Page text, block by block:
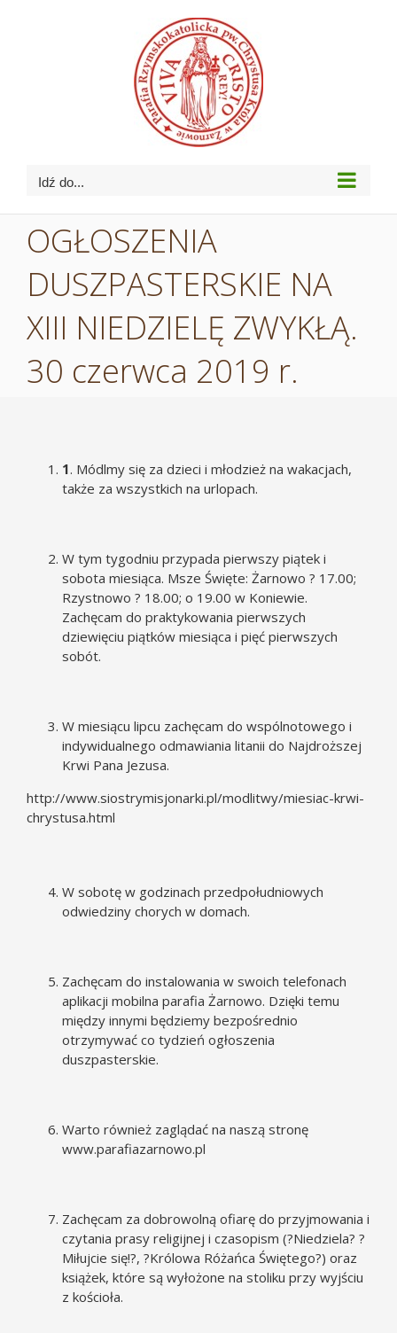
Idź do...
OGŁOSZENIA
DUSZPASTERSKIE NA
XIII NIEDZIELĘ ZWYKŁĄ.
30 czerwca 2019 r.
1. Módlmy się za dzieci i młodzież na wakacjach,
także za wszystkich na urlopach.
W tym tygodniu przypada pierwszy piątek i
sobota miesiąca. Msze Święte: Żarnowo ? 17.00;
Rzystnowo ? 18.00; o 19.00 w Koniewie.
Zachęcam do praktykowania pierwszych
dziewięciu piątków miesiąca i pięć pierwszych
sobót.
W miesiącu lipcu zachęcam do wspólnotowego i
indywidualnego odmawiania litanii do Najdroższej
Krwi Pana Jezusa.
http://www.siostrymisjonarki.pl/modlitwy/miesiac-krwi-
chrystusa.html
W sobotę w godzinach przedpołudniowych
odwiedziny chorych w domach.
Zachęcam do instalowania w swoich telefonach
aplikacji mobilna parafia Żarnowo. Dzięki temu
między innymi będziemy bezpośrednio
otrzymywać co tydzień ogłoszenia
duszpasterskie.
Warto również zaglądać na naszą stronę
www.parafiazarnowo.pl
Zachęcam za dobrowolną ofiarę do przyjmowania i
czytania prasy religijnej i czasopism (?Niedziela? ?
Miłujcie się!?, ?Królowa Różańca Świętego?) oraz
książek, które są wyłożone na stoliku przy wyjściu
z kościoła.